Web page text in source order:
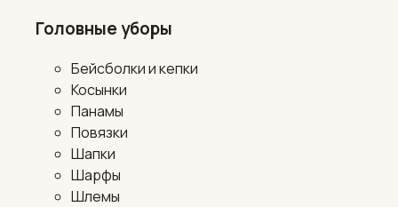
Головные уборы
Бейсболки и кепки
Косынки
Панамы
Повязки
Шапки
Шарфы
Шлемы